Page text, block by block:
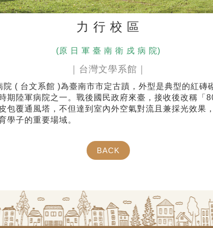
力 行 校 區
(原 日 軍 臺 南 衛 戍 病 院)
｜台灣文學系館｜
( 台文系館 )為臺南市市定古蹟，外型是典型的紅磚
期陸軍病院之一。戰後國民政府來臺，接收後改稱「
包覆通風塔，不但達到室內外空氣對流且兼採光效果
學子的重要場域。
BACK